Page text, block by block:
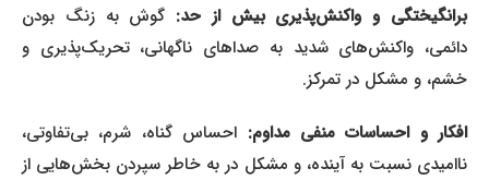
برانگیختگی و واکنش‌پذیری بیش از حد:گوش به زنگ بودن
دائمی، واکنش‌های شدید به صداهای ناگهانی، تحریک‌پذیری و
خشم، و مشکل در تمرکز.
افکار و احساسات منفی مداوم:احساس گناه، شرم، بی‌تفاوتی،
ناامیدی نسبت به آینده، و مشکل در به خاطر سپردن بخش‌هایی از